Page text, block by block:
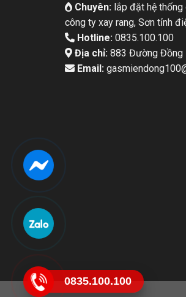
Chuyên:lắp đặt hệ thống
công ty xay rang, Sơn tỉnh
Hotline: 0835.100.100
Địa chỉ:883 Đường Đồng
Email:
0835.100.100